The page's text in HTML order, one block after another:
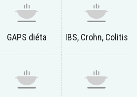
GAPS diéta IBS, Crohn, Colitis